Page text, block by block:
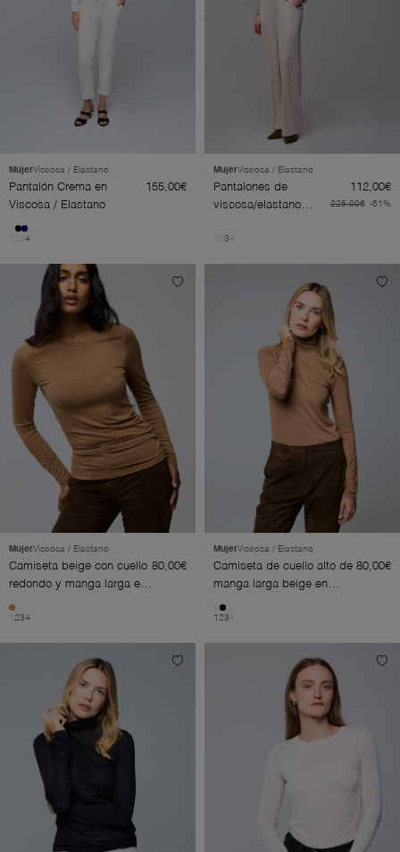
MujerViscosa / Elastano
Pantalón Crema en
Viscosa / Elastano
155,00€
4
MujerViscosa / Elastano
Pantalones de
viscosa/elastano
225,00€ -51%
112,00€
3
MujerViscosa / Elastano
Camiseta beige con cuello
redondo y manga larga en
viscosa / elastano
80,00€
234
MujerViscosa / Elastano
Camiseta de cuello alto de
manga larga beige en
viscosa / elastano
80,00€
1 23